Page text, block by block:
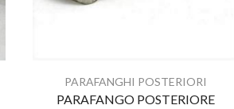
PARAFANGHI POSTERIORI
PARAFANGO POSTERIORE